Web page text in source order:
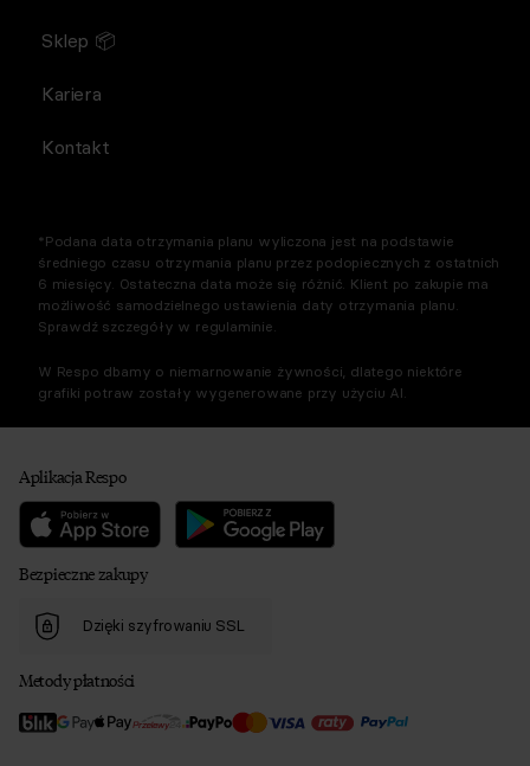
Sklep 📦
Kariera
Kontakt
*Podana data otrzymania planu wyliczona jest na podstawie
średniego czasu otrzymania planu przez podopiecznych z ostatnich
6 miesięcy. Ostateczna data może się różnić. Klient po zakupie ma
możliwość samodzielnego ustawienia daty otrzymania planu.
Sprawdź szczegóły w regulaminie.
W Respo dbamy o niemarnowanie żywności, dlatego niektóre
grafiki potraw zostały wygenerowane przy użyciu AI.
Aplikacja Respo
Bezpieczne zakupy
Dzięki szyfrowaniu SSL
Metody płatności